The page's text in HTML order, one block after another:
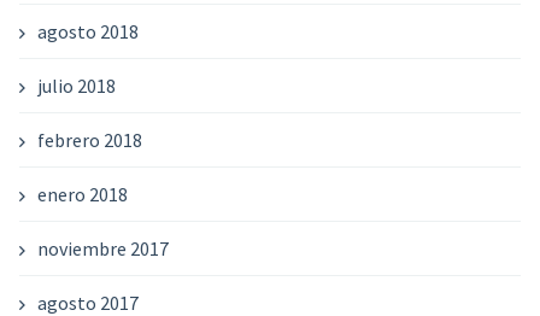
agosto 2018
julio 2018
febrero 2018
enero 2018
noviembre 2017
agosto 2017